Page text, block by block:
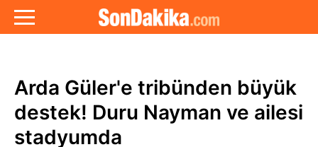
Arda Güler'e tribünden büyük
destek! Duru Nayman ve ailesi
stadyumda